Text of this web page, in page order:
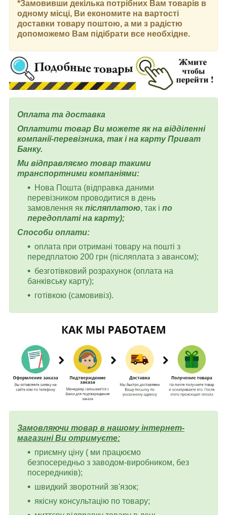
*Замовивши декілька потрібних Вам товарів в
одному місці, Ви економите на вартості
доставки товару поштою, а ми з радістю
допоможемо Вам підібрати все необхідне.
Оплата та доставка
Оплатити товар Ви можете як на відділенні
компанії-перевізника, так і на карту Приват
Банку.
Ми відправляємо товар такими
транспортними компаніями:
Нова Пошта (відправка даними
перевізником проводитися в день
замовлення як післяплатою, так і по
передоплаті на карту);
Способи оплати:
оплата при отримані товару на пошті з
передплатою 200 грн (післяплата з авансом);
безготівковий розрахунок (оплата на
банківську карту);
готівкою (самовивіз).
Замовляючи товар в нашому інтернет-
магазині Ви отримуєте:
приємну ціну ( ми працюємо
безпосередньо з заводом-виробником, без
посередників);
швидкий зворотний зв'язок;
якісну консультацію по товару;